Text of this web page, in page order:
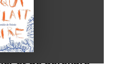
Pour la
un fleuve a la
et de défendre
du Val de Loire
directement